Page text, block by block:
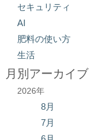
セキュリティ
AI
肥料の使い方
生活
月別アーカイブ
2026年
8月
7月